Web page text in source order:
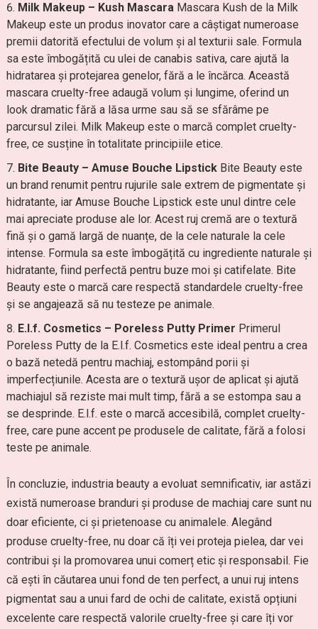
Milk Makeup – Kush MascaraMascara Kush de la Milk
Makeup este un produs inovator care a câștigat numeroase
premii datorită efectului de volum și al texturii sale. Formula
sa este îmbogățită cu ulei de canabis sativa, care ajută la
hidratarea și protejarea genelor, fără a le încărca. Această
mascara cruelty-free adaugă volum și lungime, oferind un
look dramatic fără a lăsa urme sau să se sfărâme pe
parcursul zilei. Milk Makeup este o marcă complet cruelty-
free, ce susține în totalitate principiile etice.
Bite Beauty – Amuse Bouche LipstickBite Beauty este
un brand renumit pentru rujurile sale extrem de pigmentate și
hidratante, iar Amuse Bouche Lipstick este unul dintre cele
mai apreciate produse ale lor. Acest ruj cremă are o textură
fină și o gamă largă de nuanțe, de la cele naturale la cele
intense. Formula sa este îmbogățită cu ingrediente naturale și
hidratante, fiind perfectă pentru buze moi și catifelate. Bite
Beauty este o marcă care respectă standardele cruelty-free
și se angajează să nu testeze pe animale.
E.l.f. Cosmetics – Poreless Putty Primer Primerul
Poreless Putty de la E.l.f. Cosmetics este ideal pentru a crea
o bază netedă pentru machiaj, estompând porii și
imperfecțiunile. Acesta are o textură ușor de aplicat și ajută
machiajul să reziste mai mult timp, fără a se estompa sau a
se desprinde. E.l.f. este o marcă accesibilă, complet cruelty-
free, care pune accent pe produsele de calitate, fără a folosi
teste pe animale.
În concluzie, industria beauty a evoluat semnificativ, iar astăzi
există numeroase branduri și produse de machiaj care sunt nu
doar eficiente, ci și prietenoase cu animalele. Alegând
produse cruelty-free, nu doar că îți vei proteja pielea, dar vei
contribui și la promovarea unui comerț etic și responsabil. Fie
că ești în căutarea unui fond de ten perfect, a unui ruj intens
pigmentat sau a unui fard de ochi de calitate, există opțiuni
excelente care respectă valorile cruelty-free și care îți vor